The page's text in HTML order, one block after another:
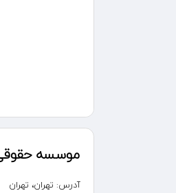
موسسه
آدرس: تهران، تهران